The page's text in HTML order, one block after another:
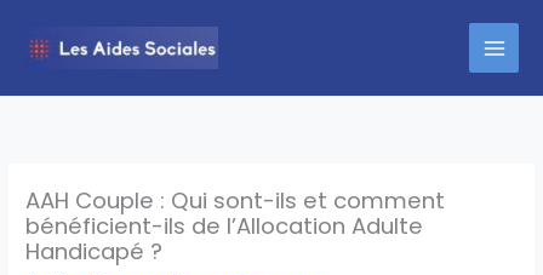
AAH Couple : Qui sont-ils et comment
bénéficient-ils de l’Allocation Adulte
Handicapé ?